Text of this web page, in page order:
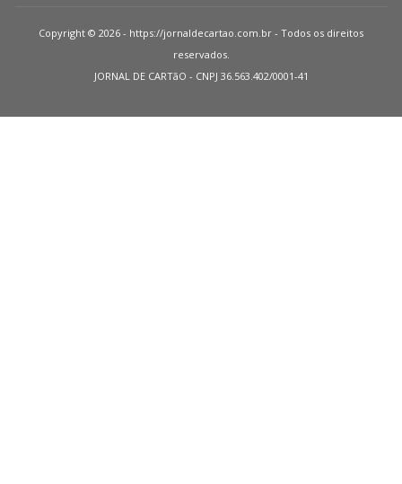
em dinheiro para liberação de qualquer tipo de produto financeiro, seja
cartão de crédito, financiamento ou empréstimo. Caso isto aconteça nos
avise pelo formulário imediatamente. Observações: O JORNAL DE CARTãO
ressaltar que essas informações podem divergir das informações
Copyright © 2026 - https://jornaldecartao.com.br - Todos os direitos
reservados.
JORNAL DE CARTãO - CNPJ 36.563.402/0001-41